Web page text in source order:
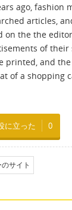
ago, fashion
articles,
on the the
of their
printed, and
of a shopping
に立った 0
サイト